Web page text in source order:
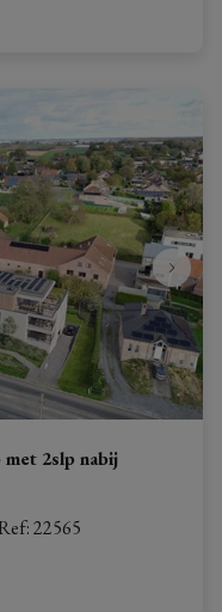
2slp nabij
: 22565